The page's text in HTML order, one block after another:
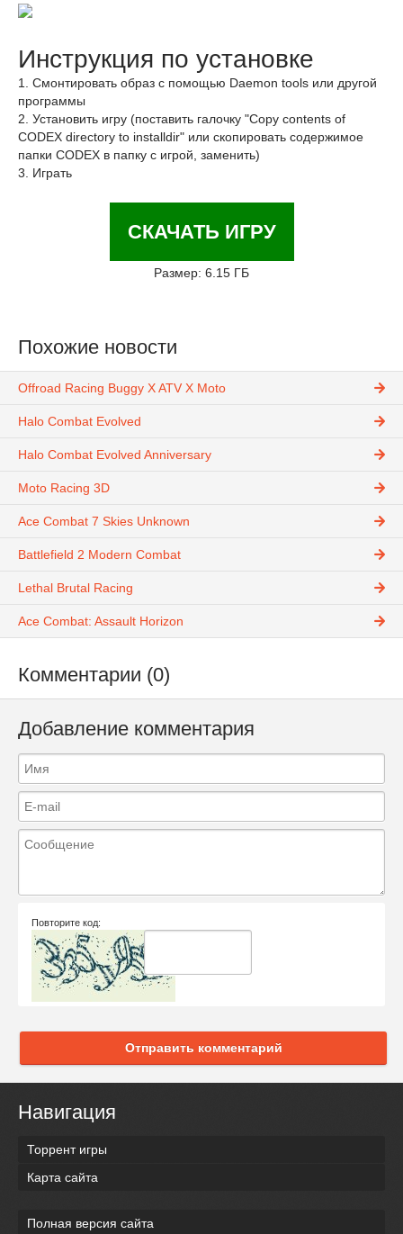
Инструкция по установке
1. Смонтировать образ с помощью Daemon tools или другой
программы
2. Установить игру (поставить галочку "Copy contents of
CODEX directory to installdir" или скопировать содержимое
папки CODEX в папку с игрой, заменить)
3. Играть
СКАЧАТЬ ИГРУ
Размер: 6.15 ГБ
Похожие новости
Offroad Racing Buggy X ATV X Moto
Halo Combat Evolved
Halo Combat Evolved Anniversary
Moto Racing 3D
Ace Combat 7 Skies Unknown
Battlefield 2 Modern Combat
Lethal Brutal Racing
Ace Combat: Assault Horizon
Комментарии (0)
Добавление комментария
Повторите код:
Отправить комментарий
Навигация
Торрент игры
Карта сайта
Полная версия сайта